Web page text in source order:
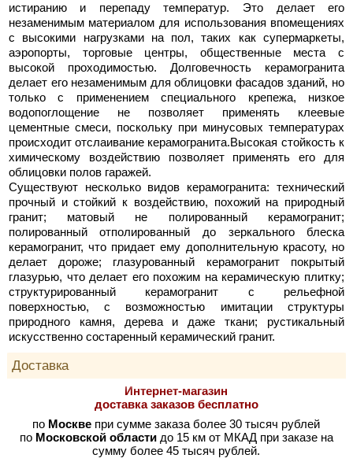
истиранию и перепаду температур. Это делает его
незаменимым материалом для использования впомещениях
с высокими нагрузками на пол, таких как супермаркеты,
аэропорты, торговые центры, общественные места с
высокой проходимостью. Долговечность керамогранита
делает его незаменимым для облицовки фасадов зданий, но
только с применением специального крепежа, низкое
водопоглощение не позволяет применять клеевые
цементные смеси, поскольку при минусовых температурах
происходит отслаивание керамогранита.Высокая стойкость к
химическому воздействию позволяет применять его для
облицовки полов гаражей.
Существуют несколько видов керамогранита: технический
прочный и стойкий к воздействию, похожий на природный
гранит; матовый не полированный керамогранит;
полированный отполированный до зеркального блеска
керамогранит, что придает ему дополнительную красоту, но
делает дороже; глазурованный керамогранит покрытый
глазурью, что делает его похожим на керамическую плитку;
структурированный керамогранит с рельефной
поверхностью, с возможностью имитации структуры
природного камня, дерева и даже ткани; рустикальный
искусственно состаренный керамический гранит.
Доставка
Интернет-магазин
доставка заказов бесплатно
по Москве при сумме заказа более 30 тысяч рублей
по Московской областидо 15 км от МКАД при заказе на
сумму более 45 тысяч рублей.